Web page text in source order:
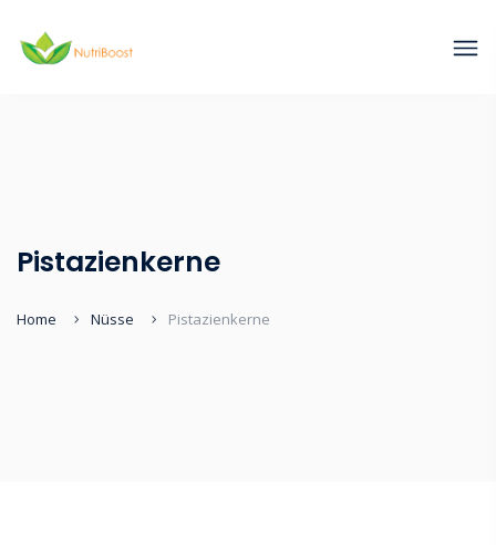
Pistazienkerne
Home Nüsse Pistazienkerne